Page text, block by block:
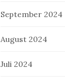
September 2024
August 2024
Juli 2024